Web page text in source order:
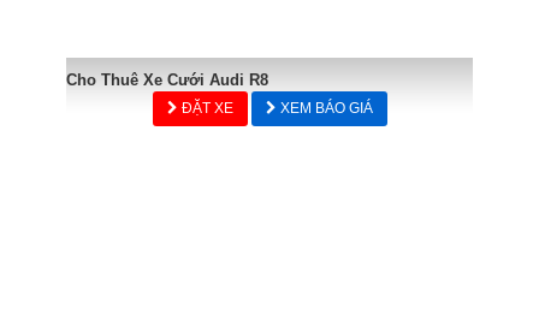
Cho Thuê Xe Cưới Audi R8
ĐẶT XE XEM BÁO GIÁ